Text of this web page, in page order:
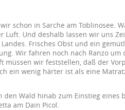
schon in Sarche am Toblinosee.
Luft. Und deshalb lassen wir uns
Frisches Obst und ein
Wir fahren noch nach Ranzo um
müssen wir feststellen, daß der
ein wenig härter ist als eine
den Wald hinab zum Einstieg eines
am Dain Picol.